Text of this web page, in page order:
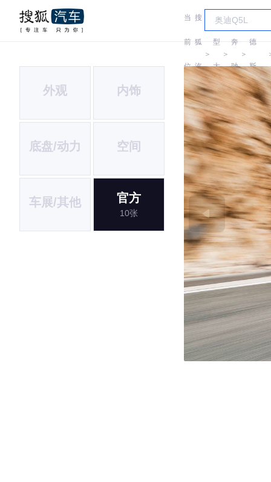
当
前
位
置:
搜
狐
汽
车
＞
车
型
大
全
＞
奔
驰
＞
德
斯-
AMG
外观 内饰
底盘/动力 空间
车展/其他 官方
10张